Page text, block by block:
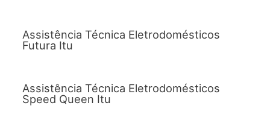
Assistência Técnica Eletrodomésticos
Futura Itu
Assistência Técnica Eletrodomésticos
Speed Queen Itu